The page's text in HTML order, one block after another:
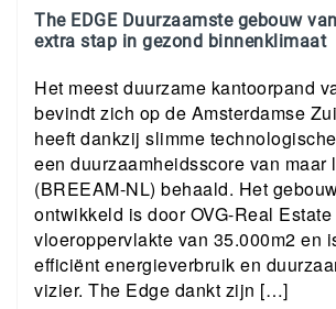
The EDGE Duurzaamste gebouw
extra stap in gezond binnenklimaat
Het meest duurzame kantoorpand
bevindt zich op de Amsterdamse
heeft dankzij slimme
een duurzaamheidsscore van maar
(BREEAM-NL) behaald. Het
ontwikkeld is door OVG-Real
vloeroppervlakte van 35.000m2 en
efficiënt energieverbruik en
vizier. The Edge dankt zijn […]